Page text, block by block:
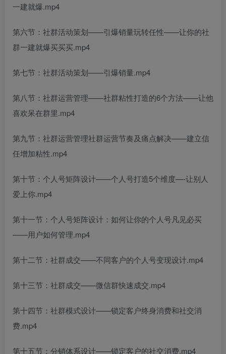
一建就爆.mp4
第六节：社群活动策划——引爆销量玩转任性——让你的社
群一建就爆买买买.mp4
第七节：社群活动策划——引爆销量.mp4
第八节：社群运营管理——社群粘性打造的6个方法——让他
喜欢呆在群里.mp4
第九节：社群运营管理社群运营节奏及痛点解决——建立信
任增加粘性.mp4
第十节：个人号矩阵设计——个人号打造5个维度—-让别人
爱上你.mp4
第十一节：个人号矩阵设计：如何让你的个人号凡见必买
——用户如何管理.mp4
第十二节：社群成交——不同客户的个人号变现设计.mp4
第十三节：社群成交——微信群快速成交.mp4
第十四节：社群模式设计——锁定客户终身消费和社交消
费.mp4
第十五节：分销体系设计——锁定客户的社交消费.mp4